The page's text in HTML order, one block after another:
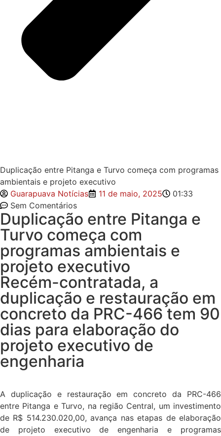
Duplicação entre Pitanga e Turvo começa com programas
ambientais e projeto executivo
Guarapuava Notícias
11 de maio, 2025
01:33
Sem Comentários
Duplicação entre Pitanga e
Turvo começa com
programas ambientais e
projeto executivo
Recém-contratada, a
duplicação e restauração em
concreto da PRC-466 tem 90
dias para elaboração do
projeto executivo de
engenharia
A duplicação e restauração em concreto da PRC-466
entre Pitanga e Turvo, na região Central, um investimento
de R$ 514.230.020,00, avança nas etapas de elaboração
de projeto executivo de engenharia e programas